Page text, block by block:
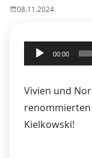
08.11.2024
Audio-
Player
00:00
Vivien und
Kielkowski!